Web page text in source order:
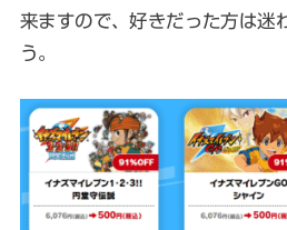
来ますので、好きだった方は迷
う。